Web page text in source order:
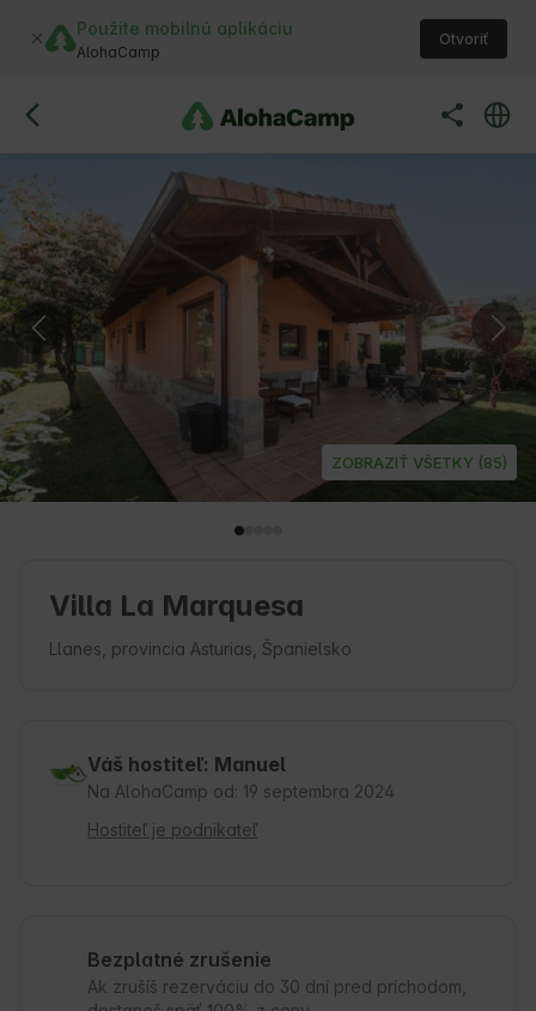
Použite mobilnú aplikáciu
AlohaCamp
Otvoriť
ZOBRAZIŤ VŠETKY (85)
Villa La Marquesa
Llanes, provincia Asturias, Španielsko
Váš hostiteľ: Manuel
Na AlohaCamp od: 19 septembra 2024
Hostiteľ je podnikateľ
Bezplatné zrušenie
Ak zrušíš rezerváciu do 30 dní pred príchodom,